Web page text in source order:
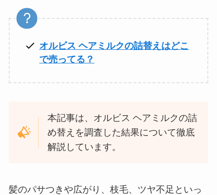
オルビス ヘアミルクの詰替えはどこ
で売ってる？
本記事は、オルビス ヘアミルクの詰
め替えを調査した結果について徹底
解説しています。
髪のパサつきや広がり、枝毛、ツヤ不足といっ